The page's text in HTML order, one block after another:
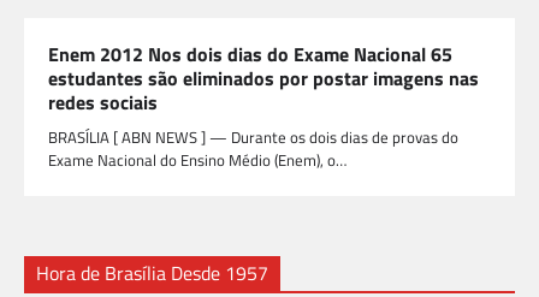
Enem 2012 Nos dois dias do Exame Nacional 65
estudantes são eliminados por postar imagens nas
redes sociais
BRASÍLIA [ ABN NEWS ] — Durante os dois dias de provas do
Exame Nacional do Ensino Médio (Enem), o…
Hora de Brasília Desde 1957